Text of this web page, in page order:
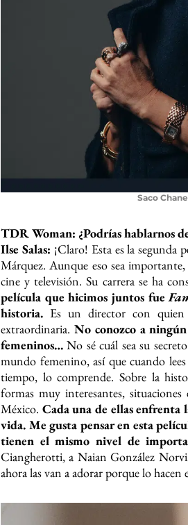
Saco
TDR Woman: ¿Podrías hablarnos
Ilse Salas: ¡Claro! Esta es la
Márquez. Aunque eso sea
cine y televisión. Su carrera se ha
película que hicimos juntos fue
historia. Es un director con
extraordinaria. No conozco a
femeninos… No sé cuál sea su
mundo femenino, así que cuando
tiempo, lo comprende. Sobre la
formas muy interesantes,
México. Cada una de ellas enfrenta
vida. Me gusta pensar en esta
tienen el mismo nivel de
Ciangherotti, a Naian González
ahora las van a adorar porque lo hacen